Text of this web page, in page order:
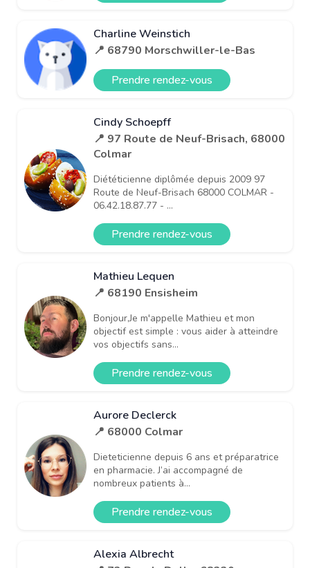
Charline Weinstich
📍 68790 Morschwiller-le-Bas
Prendre rendez-vous
Cindy Schoepff
📍 97 Route de Neuf-Brisach, 68000
Colmar
Diététicienne diplômée depuis 2009 97
Route de Neuf-Brisach 68000 COLMAR -
06.42.18.87.77 - ...
Prendre rendez-vous
Mathieu Lequen
📍 68190 Ensisheim
Bonjour,Je m'appelle Mathieu et mon
objectif est simple : vous aider à atteindre
vos objectifs sans...
Prendre rendez-vous
Aurore Declerck
📍 68000 Colmar
Dieteticienne depuis 6 ans et préparatrice
en pharmacie. J’ai accompagné de
nombreux patients à...
Prendre rendez-vous
Alexia Albrecht